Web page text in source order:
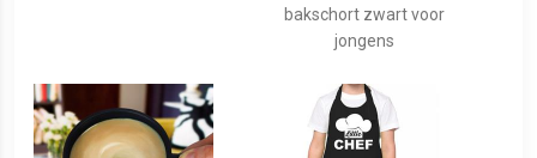
bakschort zwart voor
jongens